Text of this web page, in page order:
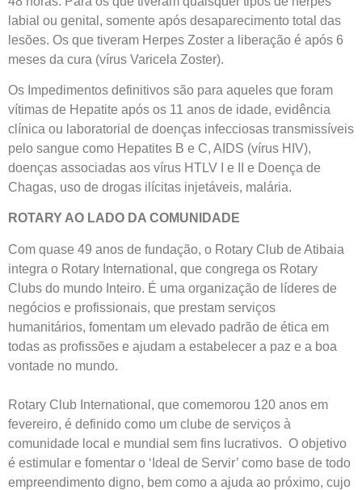
labial ou genital, somente após desaparecimento total das
lesões. Os que tiveram Herpes Zoster a liberação é após 6
meses da cura (vírus Varicela Zoster).
Os Impedimentos definitivos são para aqueles que foram
vítimas de Hepatite após os 11 anos de idade, evidência
clínica ou laboratorial de doenças infecciosas transmissíveis
pelo sangue como Hepatites B e C, AIDS (vírus HIV),
doenças associadas aos vírus HTLV I e II e Doença de
Chagas, uso de drogas ilícitas injetáveis, malária.
ROTARY AO LADO DA COMUNIDADE
Com quase 49 anos de fundação, o Rotary Club de Atibaia
integra o Rotary International, que congrega os Rotary
Clubs do mundo Inteiro. É uma organização de líderes de
negócios e profissionais, que prestam serviços
humanitários, fomentam um elevado padrão de ética em
todas as profissões e ajudam a estabelecer a paz e a boa
vontade no mundo.
Rotary Club International, que comemorou 120 anos em
fevereiro, é definido como um clube de serviços à
comunidade local e mundial sem fins lucrativos. O objetivo
é estimular e fomentar o ‘Ideal de Servir’ como base de todo
empreendimento digno, bem como a ajuda ao próximo, cujo